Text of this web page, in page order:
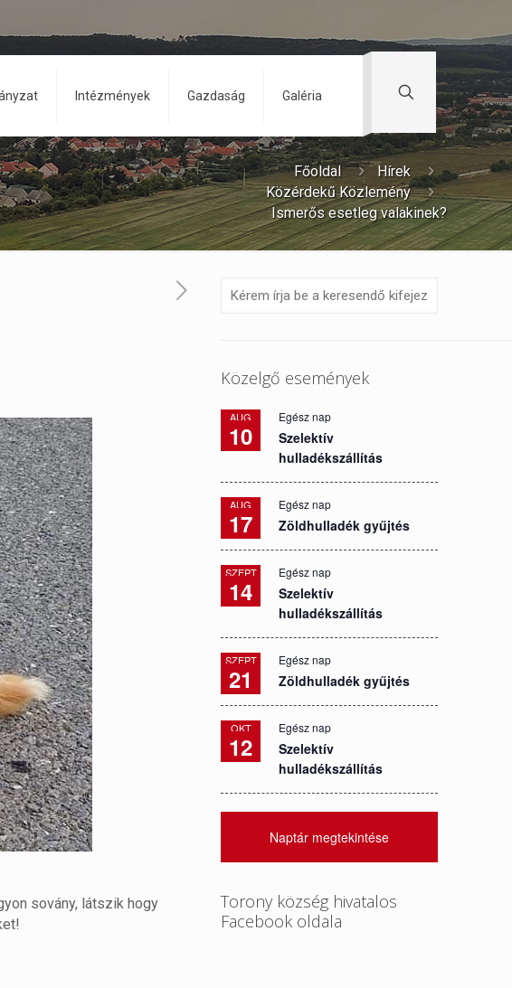
Intézmények Gazdaság Galéria
Főoldal
Hírek
Közérdekű Közlemény
Ismerős esetleg valakinek?
sovány, látszik hogy
Közelgő események
AUG
10
Egész nap
Szelektív
hulladékszállítás
AUG
17
Egész nap
Zöldhulladék gyűjtés
SZEPT
14
Egész nap
Szelektív
hulladékszállítás
SZEPT
21
Egész nap
Zöldhulladék gyűjtés
OKT
12
Egész nap
Szelektív
hulladékszállítás
Naptár megtekintése
Torony község hivatalos
Facebook oldala